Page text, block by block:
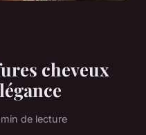
cheveux
min de lecture